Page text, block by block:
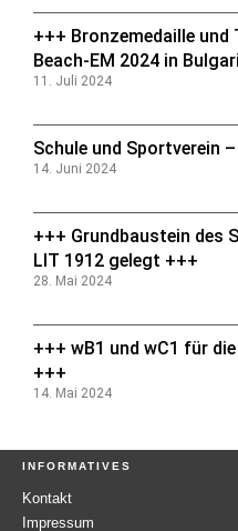
+++ Bronzemedaille
Beach-EM 2024 in
11. Juli 2024
Schule und Sportverein
14. Juni 2024
+++ Grundbaustein des
LIT 1912 gelegt +++
28. Mai 2024
+++ wB1 und wC1 für
+++
14. Mai 2024
INFORMATIVES
Kontakt
Impressum